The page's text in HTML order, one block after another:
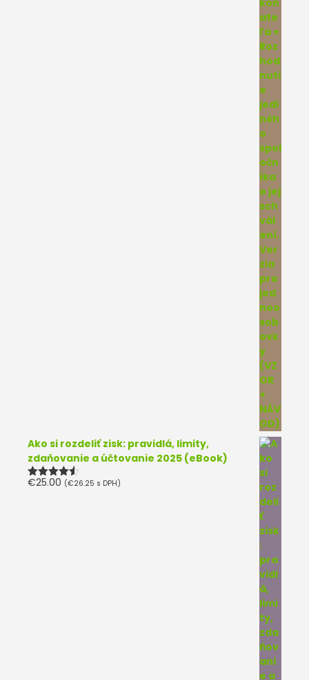
Ako si rozdeliť zisk: pravidlá, limity,
zdaňovanie a účtovanie 2025 (eBook)
Hodnotenie
€25.00 (€26.25 s DPH)